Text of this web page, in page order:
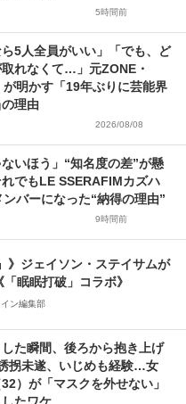
5時間前
ら5人全員がいい」「でも、ど
れなくて…」元ZONE・
明かす「19年ぶりに芸能界
理由
2026/08/08
ないほう」“知名度の差”が懸
でもLE SSERAFIMカズハ
ンバーになった“納得の理由”
9時間前
》ジェイソン・ステイサムが
眠眠打破」コラボ》
ン編集部
した瞬間、後ろから抱き上げ
拐未遂、いじめも経験…女
）が「マスクを外せない」
たワケ